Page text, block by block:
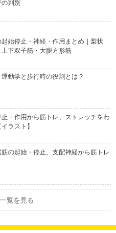
の判別
始停止・神経・作用まとめ｜梨状
下双子筋・大腿方形筋
動学と歩行時の役割とは？
・作用から筋トレ、ストレッチをわ
ラスト】
筋の起始・停止、支配神経から筋トレ
覧を見る